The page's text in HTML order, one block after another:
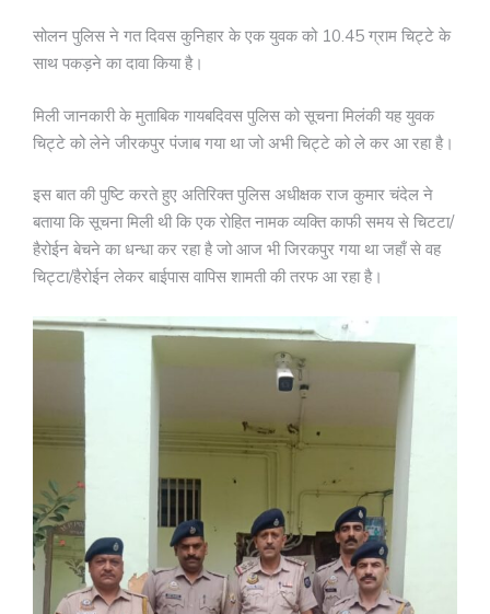
सोलन पुलिस ने गत दिवस कुनिहार के एक युवक को 10.45 ग्राम चिट्टे के
साथ पकड़ने का दावा किया है।
मिली जानकारी के मुताबिक गायबदिवस पुलिस को सूचना मिलंकी यह युवक
चिट्टे को लेने जीरकपुर पंजाब गया था जो अभी चिट्टे को ले कर आ रहा है।
इस बात की पुष्टि करते हुए अतिरिक्त पुलिस अधीक्षक राज कुमार चंदेल ने
बताया कि सूचना मिली थी कि एक रोहित नामक व्यक्ति काफी समय से चिटटा/
हैरोईन बेचने का धन्धा कर रहा है जो आज भी जिरकपुर गया था जहाँ से वह
चिट्टा/हैरोईन लेकर बाईपास वापिस शामती की तरफ आ रहा है।